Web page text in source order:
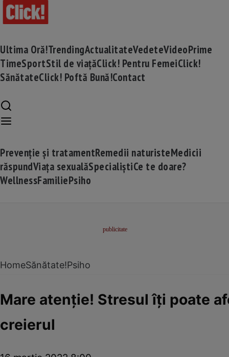
Ultima Oră!TrendingActualitateVedeteVideoPrime
TimeSportStil de viațăClick! Pentru FemeiClick!
SănătateClick! Poftă Bună!Contact
Prevenție și tratamentRemedii naturisteMedicii
răspundViața sexualăSpecialiștiCe te doare?
WellnessFamiliePsiho
HomeSănătate!Psiho
Mare atenţie! Stresul îţi poate
creierul